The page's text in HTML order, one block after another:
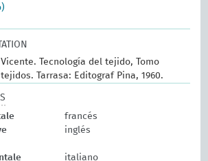
Tecnología del tejido, Tomo
Tarrasa: Editograf Pina, 1960.
francés
inglés
italiano